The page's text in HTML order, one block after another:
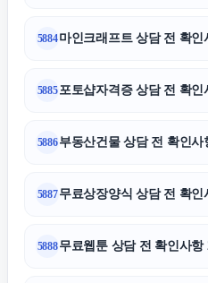
5884마인크래프트 상담 전 확인
5885포토샵자격증 상담 전 확인
5886부동산건물 상담 전 확인사
5887무료상장양식 상담 전 확인
5888무료웹툰 상담 전 확인사항